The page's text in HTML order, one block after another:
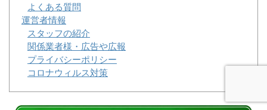
よくある質問
運営者情報
スタッフの紹介
関係業者様・広告や広報
プライバシーポリシー
コロナウィルス対策